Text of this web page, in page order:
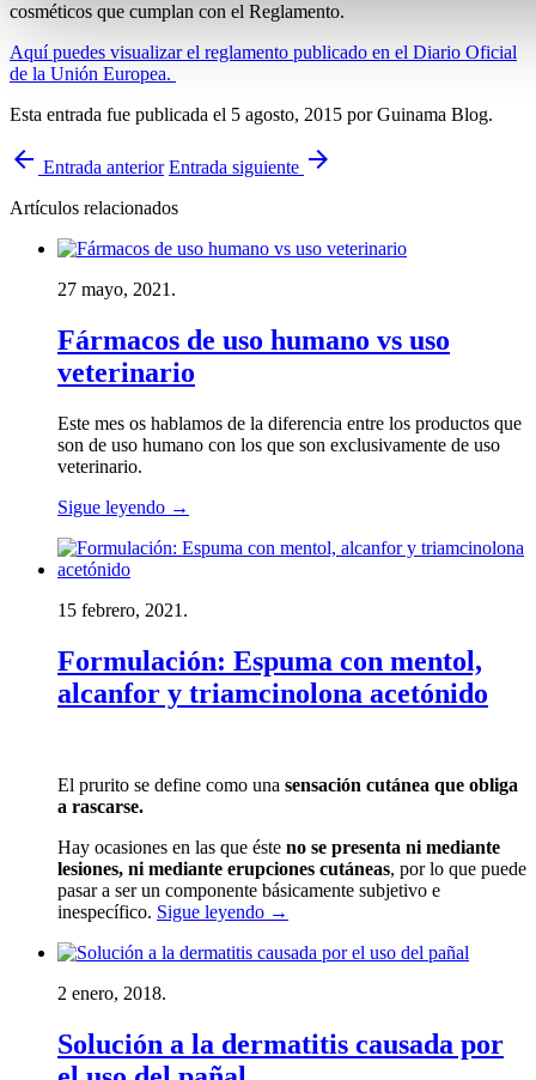
cosméticos que cumplan con el Reglamento.
Aquí puedes visualizar el reglamento publicado en el Diario Oficial
de la Unión Europea.
Esta entrada fue publicada el 5 agosto, 2015 por Guinama Blog.
arrow_back Entrada anterior Entrada siguiente arrow_forward
Artículos relacionados
27 mayo, 2021.
Fármacos de uso humano vs uso
veterinario
Este mes os hablamos de la diferencia entre los productos que
son de uso humano con los que son exclusivamente de uso
veterinario.
Sigue leyendo →
15 febrero, 2021.
Formulación: Espuma con mentol,
alcanfor y triamcinolona acetónido
El prurito se define como una sensación cutánea que obliga
a rascarse.
Hay ocasiones en las que éste no se presenta ni mediante
lesiones, ni mediante erupciones cutáneas, por lo que puede
pasar a ser un componente básicamente subjetivo e
inespecífico. Sigue leyendo →
2 enero, 2018.
Solución a la dermatitis causada por